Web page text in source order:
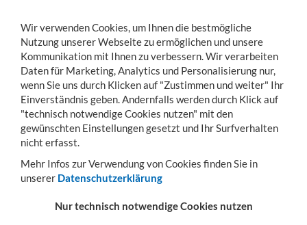
Toggle
navigation
MENÜ KONTO WARENKORB
Sie sind hier: Hubgeräte Fass-Handling
FASSLIFTER
Wir verwenden Cookies, um Ihnen die bestmögliche
Nutzung unserer Webseite zu ermöglichen und unsere
Kommunikation mit Ihnen zu verbessern. Wir verarbeiten
Daten für Marketing, Analytics und Personalisierung nur,
wenn Sie uns durch Klicken auf "Zustimmen und weiter" Ihr
Einverständnis geben. Andernfalls werden durch Klick auf
"technisch notwendige Cookies nutzen" mit den
gewünschten Einstellungen gesetzt und Ihr Surfverhalten
nicht erfasst.
Mehr Infos zur Verwendung von Cookies finden Sie in
unserer Datenschutzerklärung
Nur technisch notwendige Cookies nutzen